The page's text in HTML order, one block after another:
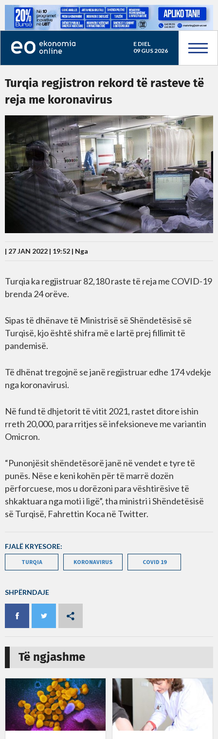
E DIEL
09 GUS 2026
Turqia regjistron rekord të rasteve të
reja me koronavirus
| 27 JAN 2022 | 19:52 | Nga
Turqia ka regjistruar 82,180 raste të reja me COVID-19
brenda 24 orëve.
Sipas të dhënave të Ministrisë së Shëndetësisë së
Turqisë, kjo është shifra më e lartë prej fillimit të
pandemisë.
Të dhënat tregojnë se janë regjistruar edhe 174 vdekje
nga koronavirusi.
Në fund të dhjetorit të vitit 2021, rastet ditore ishin
rreth 20,000, para rritjes së infeksioneve me variantin
Omicron.
“Punonjësit shëndetësorë janë në vendet e tyre të
punës. Nëse e keni kohën për të marrë dozën
përforcuese, mos u dorëzoni para vështirësive të
shkaktuara nga moti i ligë”, tha ministri i Shëndetësisë
së Turqisë, Fahrettin Koca në Twitter.
FJALË KRYESORE:
TURQIA KORONAVIRUS COVID 19
SHPËRNDAJE
Të ngjashme